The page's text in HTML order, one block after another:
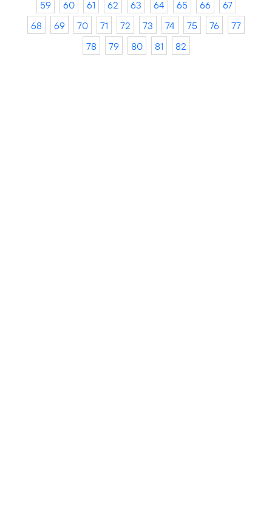
59
60 61 62 63 64 65 66
67
68
69 70 71 72 73 74 75 76
77
78
79 80 81 82